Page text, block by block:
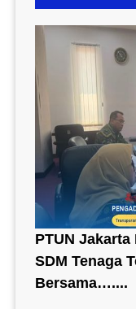
PTUN
SDM Tenaga
Bersama…....